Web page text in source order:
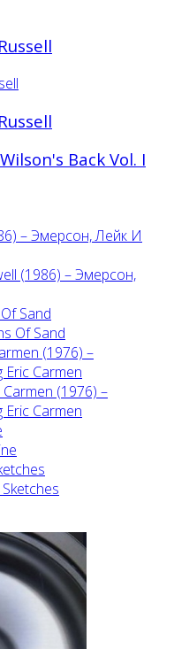
Back Vol. I
‎– Эмерсон, Лейк И
Sand
(1976) –
Carmen